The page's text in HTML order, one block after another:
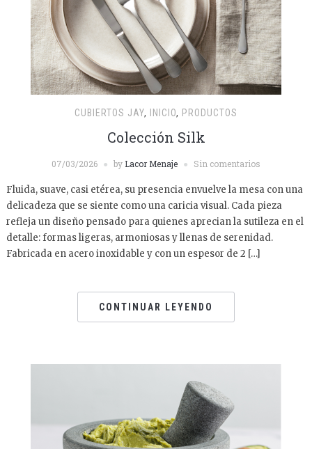
CUBIERTOS JAY, INICIO, PRODUCTOS
Colección Silk
07/03/2026 by Lacor Menaje Sin comentarios
Fluida, suave, casi etérea, su presencia envuelve la mesa con una
delicadeza que se siente como una caricia visual. Cada pieza
refleja un diseño pensado para quienes aprecian la sutileza en el
detalle: formas ligeras, armoniosas y llenas de serenidad.
Fabricada en acero inoxidable y con un espesor de 2 […]
CONTINUAR LEYENDO